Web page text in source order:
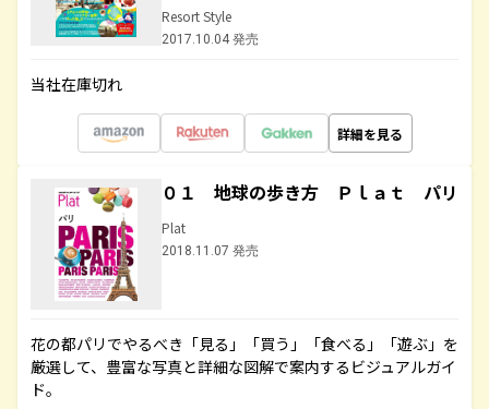
Resort Style
2017.10.04 発売
当社在庫切れ
詳細を見る
０１ 地球の歩き方 Ｐｌａｔ パリ
Plat
2018.11.07 発売
花の都パリでやるべき「見る」「買う」「食べる」「遊ぶ」を
厳選して、豊富な写真と詳細な図解で案内するビジュアルガイ
ド。